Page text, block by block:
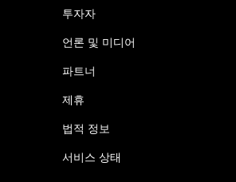
투자자
언론 및 미디어
파트너
제휴
법적 정보
서비스 상태